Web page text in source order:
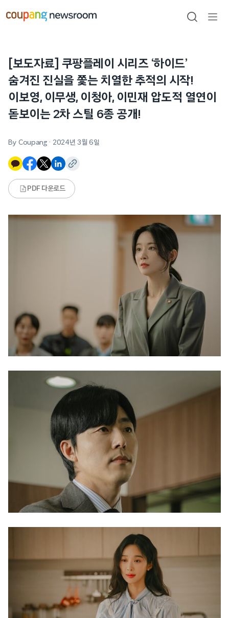
건너뛰기
검색
[보도자료] 쿠팡플레이 시리즈 ‘하이드’
숨겨진 진실을 쫓는 치열한 추적의 시작!
이보영, 이무생, 이청아, 이민재 압도적 열연이
돋보이는 2차 스틸 6종 공개!
By Coupang · 2024년 3월 6일
PDF 다운로드